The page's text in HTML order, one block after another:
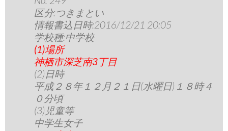
区分:つきまとい
情報書込日時:2016/12/21 20:05
学校種:中学校
(1)場所
神栖市深芝南3丁目
(2)日時
平成２８年１２月２１日(水曜日)１８時４
０分頃
(3)児童等
中学生女子